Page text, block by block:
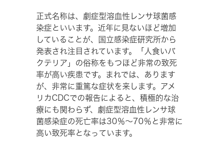
正式名称は、劇症型溶血性レンサ球菌感
染症といいます。近年に見ないほど増加
していることが、国立感染症研究所から
発表され注目されています。「人食いバ
クテリア」の俗称をもつほど非常の致死
率が高い疾患です。まれでは、あります
が、非常に重篤な症状を来します。アメ
リカCDCでの報告によると、積極的な治
療にも関わらず、劇症型溶血性レンサ球
菌感染症の死亡率は30％～70％と非常に
高い致死率となっています。